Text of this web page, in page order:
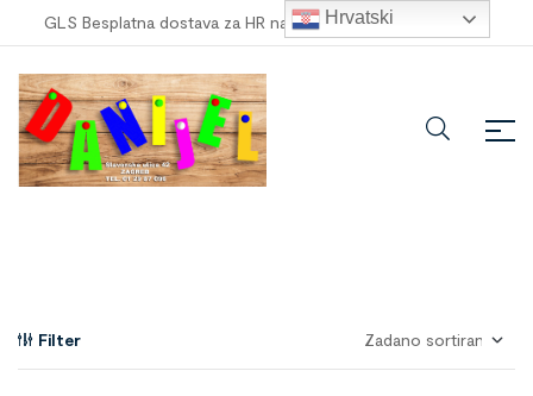
GLS Besplatna dostava za HR narudžbe veće od 100,00 €
Filter
Hrvatski